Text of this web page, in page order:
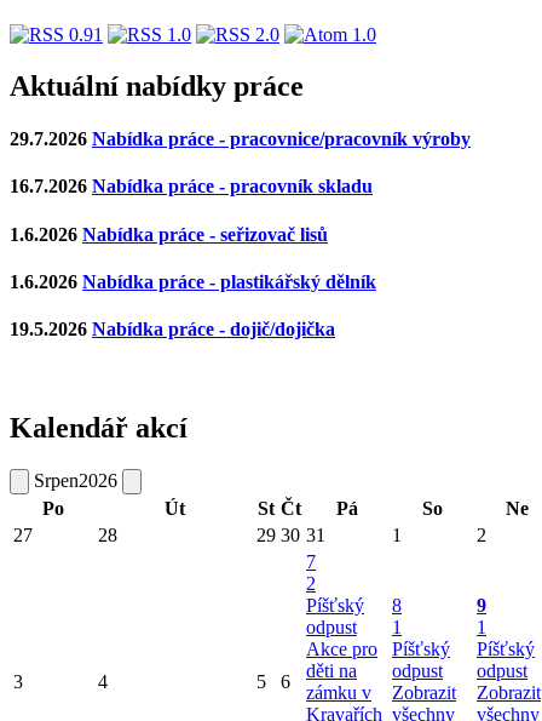
Aktuální nabídky práce
29.7.2026 Nabídka práce - pracovnice/pracovník výroby
16.7.2026 Nabídka práce - pracovník skladu
1.6.2026 Nabídka práce - seřizovač lisů
1.6.2026 Nabídka práce - plastikářský dělník
19.5.2026 Nabídka práce - dojič/dojička
Kalendář akcí
Srpen2026
Po
Út St Čt Pá So
Ne
27
28 29 30 31 1 2
3 4 5 6
7
2
Píšťský
odpust
Akce pro
děti na
zámku v
Kravařích
8
1
Píšťský
odpust
Zobrazit
všechny
9
1
Píšťský
odpust
Zobrazit
všechny